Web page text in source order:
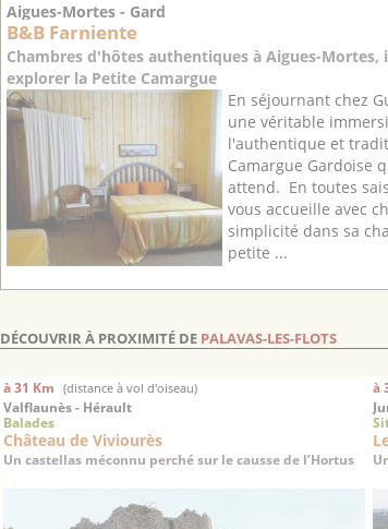
Aigues-Mortes - Gard
B&B Farniente
Chambres d'hôtes authentiques à Aigues-Mortes,
explorer la Petite Camargue
En séjournant chez
une véritable
l'authentique et
Camargue Gardoise
attend. En toutes
vous accueille avec
simplicité dans sa
petite ...
DÉCOUVRIR À PROXIMITÉ DE PALAVAS-LES-FLOTS
à 31 Km
(distance à vol d'oiseau)
Valflaunès - Hérault
Balades
Château de Viviourès
Un castellas méconnu perché sur le causse de l’Hortus
à